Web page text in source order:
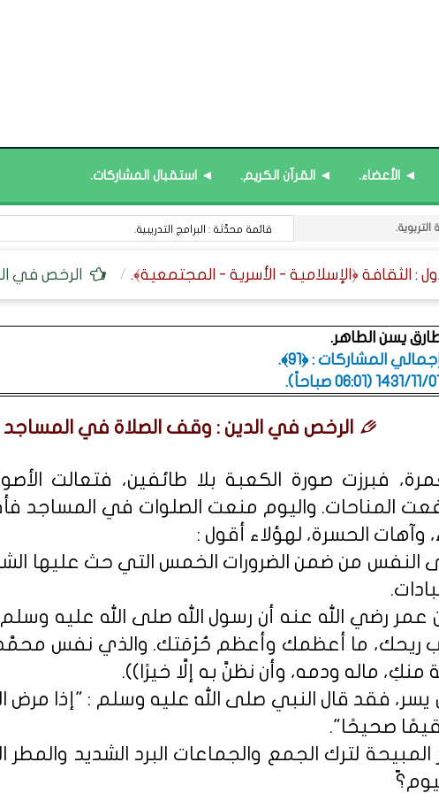
◄ الأعضاء. ◄ القرآن الكريم. ◄ استقبال المشاركات.
قائمة محدَّثة : البرامج التدريبية.
الرخص في
يسن الطاهر.
المشاركات : ﴿91﴾.
11/01 (06:01 صباحاً)
.
الرخص في الدين : وقف الصلاة في المساجد
فبرزت صورة الكعبة بلا طائفين، فتعالت
المناحات. واليوم منعت الصلوات في المساجد
وآهات الحسرة، لهؤلاء أقول :
النفس من ضمن الضرورات الخمس التي حث عليها
عمر رضي الله عنه أن رسول الله صلى الله عليه
ريحك، ما أعظمك وأعظم حُرْمَتك. والذي نفس محمَّد
منكِ، ماله ودمه، وأن نظنَّ به إلَّا خيرًا)).
يسر، فقد قال النبي صلى الله عليه وسلم : "إذا مرض
صحيحًا".
المبيحة لترك الجمع والجماعات البرد الشديد والمطر